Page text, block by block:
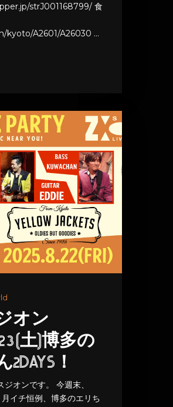
strJ001168799/ 食
kyoto/A2601/A26030 …
オン
土)博多の
！
オンです。 今週末、
イチ恒例、博多のエリち